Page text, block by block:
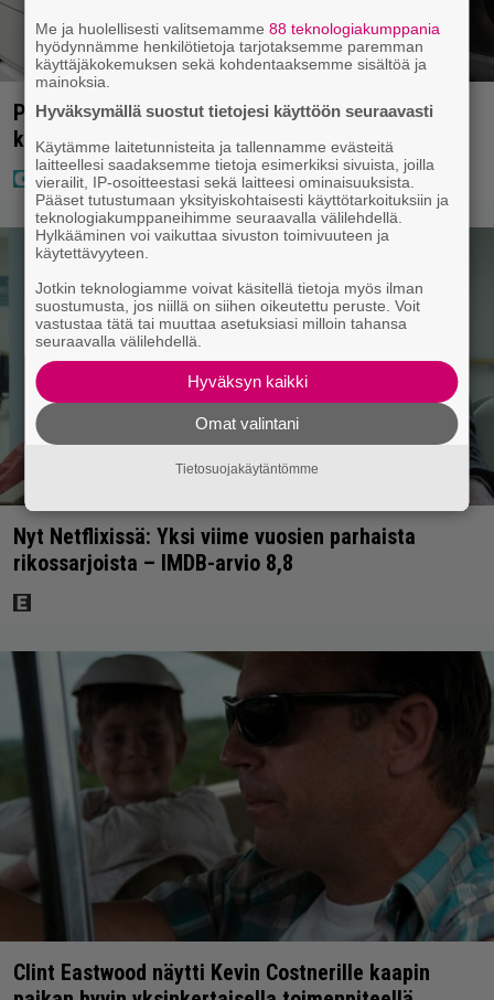
Poliisilla tehovalvonta – tästä kysymys ja näin
kauan kestää
Nyt Netflixissä: Yksi viime vuosien parhaista
rikossarjoista – IMDB-arvio 8,8
Clint Eastwood näytti Kevin Costnerille kaapin
Me ja huolellisesti valitsemamme88 teknologiakumppania
hyödynnämme henkilötietoja tarjotaksemme paremman
käyttäjäkokemuksen sekä kohdentaaksemme sisältöä ja
mainoksia.
Hyväksymällä suostut tietojesi käyttöön seuraavasti
Käytämme laitetunnisteita ja tallennamme evästeitä
laitteellesi saadaksemme tietoja esimerkiksi sivuista, joilla
vierailit, IP-osoitteestasi sekä laitteesi ominaisuuksista.
Pääset tutustumaan yksityiskohtaisesti käyttötarkoituksiin ja
teknologiakumppaneihimme seuraavalla välilehdellä.
Hylkääminen voi vaikuttaa sivuston toimivuuteen ja
käytettävyyteen.
Jotkin teknologiamme voivat käsitellä tietoja myös ilman
suostumusta, jos niillä on siihen oikeutettu peruste. Voit
vastustaa tätä tai muuttaa asetuksiasi milloin tahansa
seuraavalla välilehdellä.
Hyväksyn kaikki
Omat valintani
Tietosuojakäytäntömme